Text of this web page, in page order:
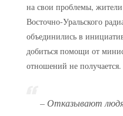
на свои проблемы,
Восточно-Уральского
объединились в
добиться помощи от
отношений не получается.
– Отказывают